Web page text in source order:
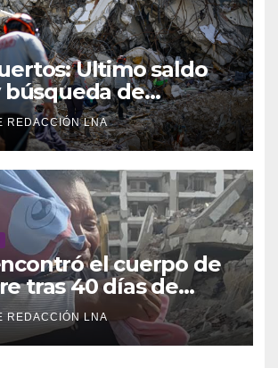
Ultimo saldo
búsqueda de
continúa entre los
REDACCIÓN LNA
el cuerpo de
tras 40 días de
en Tanaguarena
REDACCIÓN LNA